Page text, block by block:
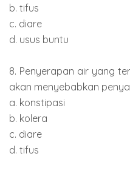
b. tifus
c. diare
d. usus buntu
8. Penyerapan air yang
akan menyebabkan
a. konstipasi
b. kolera
c. diare
d. tifus